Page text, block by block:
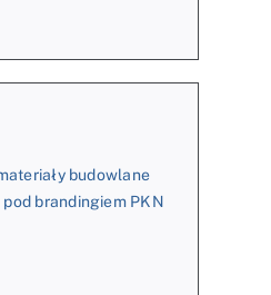
budowlane
brandingiem PKN